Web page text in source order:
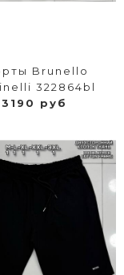
Brunello
322864bl
3190 руб